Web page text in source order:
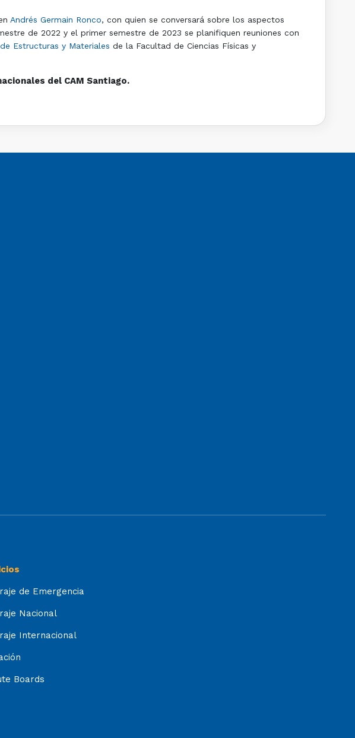
Andrés Germain Ronco, con quien se conversará sobre los aspectos
de 2022 y el primer semestre de 2023 se planifiquen reuniones con
Estructuras y Materiales de la Facultad de Ciencias Físicas y
del CAM Santiago.
de Emergencia
Nacional
Internacional
Boards